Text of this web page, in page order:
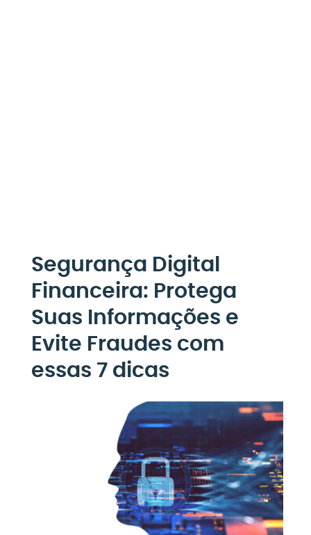
Segurança Digital
Financeira: Protega
Suas Informações e
Evite Fraudes com
essas 7 dicas